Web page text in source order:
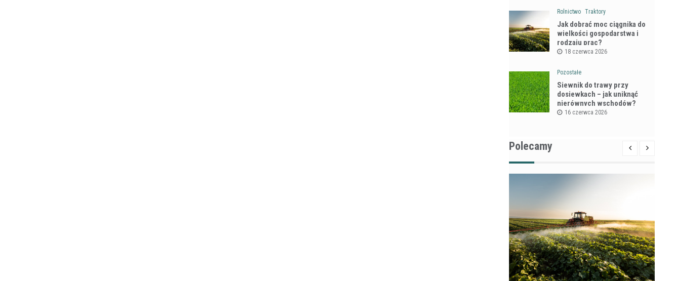
Rolnictwo Traktory
Jak dobrać moc ciągnika do
wielkości gospodarstwa i
rodzaju prac?
18 czerwca 2026
Pozostałe
Siewnik do trawy przy
dosiewkach – jak uniknąć
nierównych wschodów?
16 czerwca 2026
Polecamy